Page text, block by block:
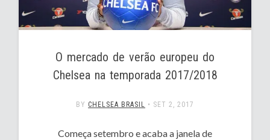
O mercado de verão europeu do
Chelsea na temporada 2017/2018
BY CHELSEA BRASIL • SET 2, 2017
Começa setembro e acaba a janela de